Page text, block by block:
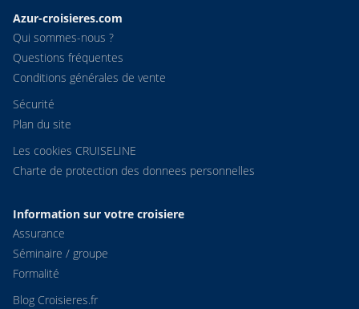
Azur-croisieres.com
Qui sommes-nous ?
Questions fréquentes
Conditions générales de vente
Sécurité
Plan du site
Les cookies CRUISELINE
Charte de protection des donnees personnelles
Information sur votre croisiere
Assurance
Séminaire / groupe
Formalité
Blog Croisieres.fr